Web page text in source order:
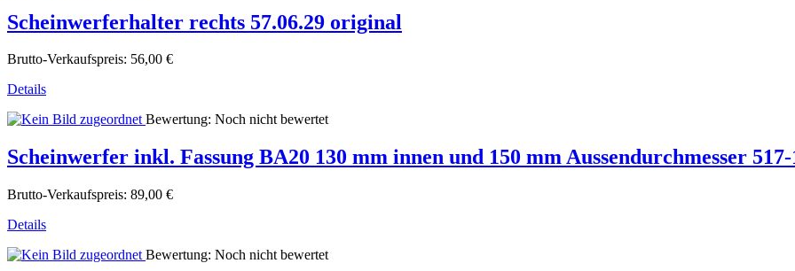
Scheinwerferhalter rechts 57.06.29 original
Brutto-Verkaufspreis: 56,00 €
Details
Bewertung: Noch nicht bewertet
Scheinwerfer inkl. Fassung BA20 130 mm innen und 150 mm Aussendurchmesser
Brutto-Verkaufspreis: 89,00 €
Details
Bewertung: Noch nicht bewertet